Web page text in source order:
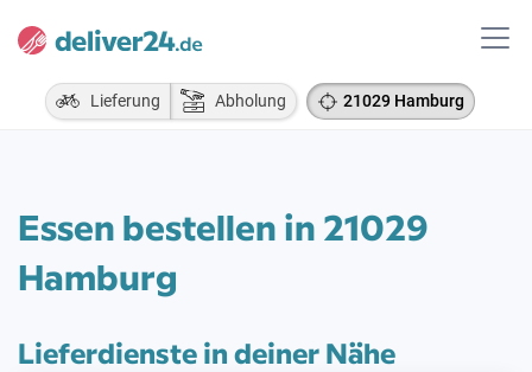
Lieferung Abholung 21029 Hamburg
Essen bestellen in 21029
Hamburg
Lieferdienste in deiner Nähe